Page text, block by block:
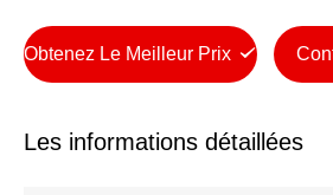
Obtenez Le Meilleur Prix
Les informations détaillées